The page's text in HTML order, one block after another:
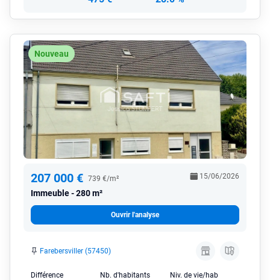
Nouveau
207 000 € 739 €/m²
Immeuble 280 m²
15/06/2026
Ouvrir l'analyse
Farebersviller (57450)
Différence
Nb. d'habitants
Niv. de vie/hab